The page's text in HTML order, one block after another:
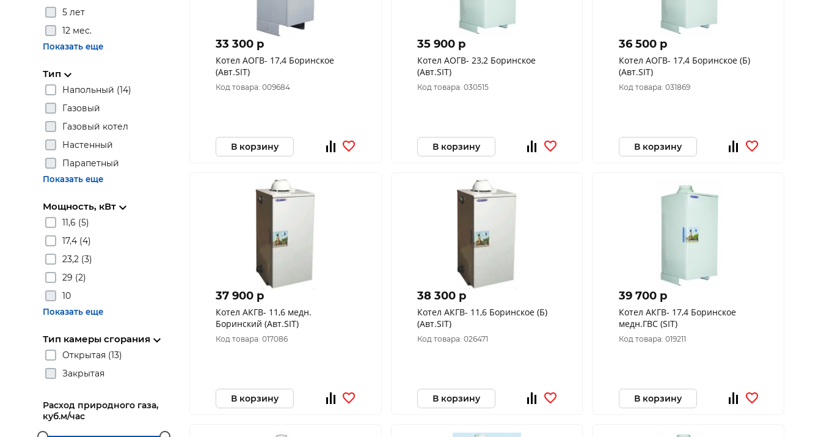
5 лет
12 мес.
Показать еще
Тип
Напольный (14)
Газовый
Газовый котел
Настенный
Парапетный
Показать еще
Мощность, кВт
11,6 (5)
17,4 (4)
23,2 (3)
29 (2)
10
Показать еще
Тип камеры сгорания
Открытая (13)
Закрытая
Расход природного газа,
куб.м/час
33 300 p
Котел АОГВ- 17,4 Боринское
(Авт.SIT)
Код товара: 009684
В корзину
35 900 p
Котел АОГВ- 23,2 Боринское
(Авт.SIT)
Код товара: 030515
В корзину
36 500 p
Котел АОГВ- 17,4 Боринское (Б)
(Авт.SIT)
Код товара: 031869
В корзину
37 900 p
Котел АКГВ- 11,6 медн.
Боринский (Авт.SIT)
Код товара: 017086
В корзину
38 300 p
Котел АКГВ- 11,6 Боринское (Б)
(Авт.SIT)
Код товара: 026471
В корзину
39 700 p
Котел АКГВ- 17,4 Боринское
медн.ГВС (SIT)
Код товара: 019211
В корзину